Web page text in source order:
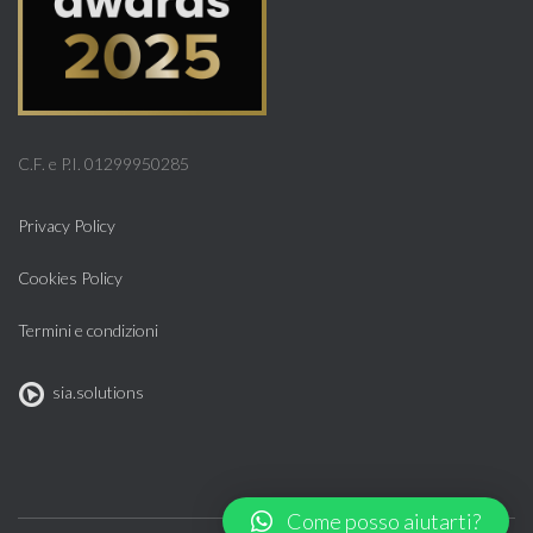
C.F. e P.I. 01299950285
Privacy Policy
Cookies Policy
Termini e condizioni
sia.solutions
Come posso aiutarti?